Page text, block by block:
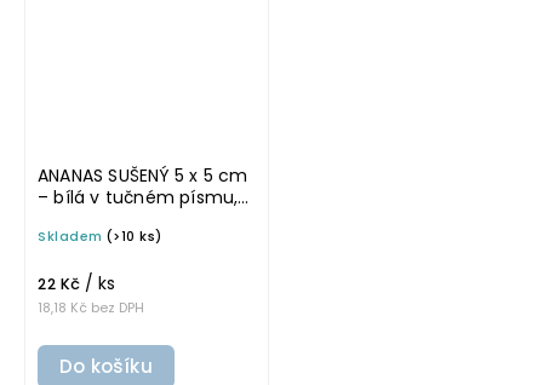
ANANAS SUŠENÝ 5 x 5 cm
– bílá v tučném písmu,
na potravinové dózy
Skladem (>10 ks)
18,18 Kč bez DPH
22 Kč / ks
Do košíku